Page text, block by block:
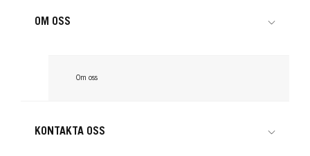
OM OSS
Om oss
KONTAKTA OSS